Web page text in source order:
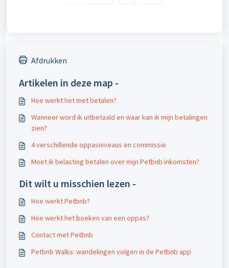
Afdrukken
Artikelen in deze map -
Hoe werkt het met betalen?
Wanneer word ik uitbetaald en waar kan ik mijn betalingen
zien?
4 verschillende oppasniveaus en commissie
Moet ik belasting betalen over mijn Petbnb inkomsten?
Dit wilt u misschien lezen -
Hoe werkt Petbnb?
Hoe werkt het boeken van een oppas?
Contact met Petbnb
Petbnb Walks: wandelingen volgen in de Petbnb app